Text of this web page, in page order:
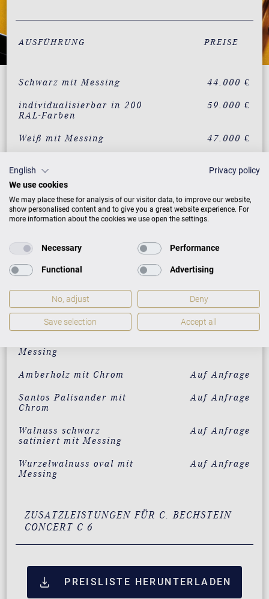
AUSFÜHRUNG PREISE
Schwarz mit Messing 44.000 €
individualisierbar in 200
RAL-Farben
59.000 €
Weiß mit Messing 47.000 €
Mahagoni mit Messing
Eiche mit Messing 50.000 €
Messing
Vavona mit Messing
Messing
Makassar mit Messing 59.000 €
Messing
Amberholz mit Chrom Auf Anfrage
Santos Palisander mit
Chrom
Auf Anfrage
Walnuss schwarz
satiniert mit Messing
Auf Anfrage
Wurzelwalnuss oval mit
Messing
Auf Anfrage
ZUSATZLEISTUNGEN FÜR C. BECHSTEIN
CONCERT C 6
PREISLISTE HERUNTERLADEN
English
Privacy policy
We use cookies
We may place these for analysis of our visitor data, to improve our website,
show personalised content and to give you a great website experience. For
more information about the cookies we use open the settings.
Necessary Performance
Functional Advertising
No, adjust Deny
Save selection Accept all